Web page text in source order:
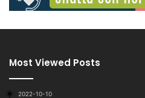
Most Viewed Posts
2022-10-10